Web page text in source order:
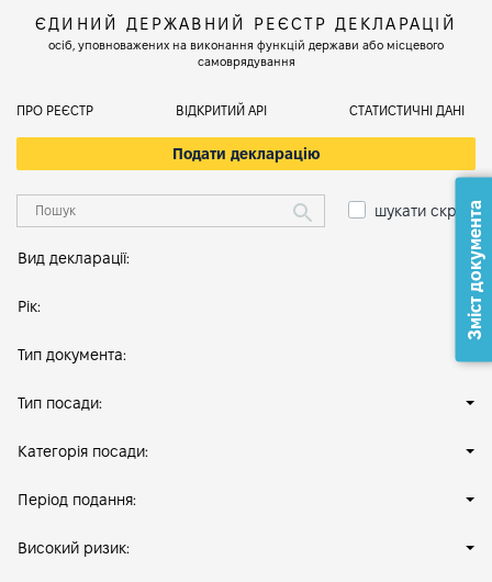
ЄДИНИЙ ДЕРЖАВНИЙ РЕЄСТР ДЕКЛАРАЦІЙ
осіб, уповноважених на виконання функцій держави або місцевого
самоврядування
ПРО РЕЄСТР ВІДКРИТИЙ АРІ СТАТИСТИЧНІ ДАНІ
Подати декларацію
шукати скрізь
Вид декларації:
Рік:
Тип документа:
Тип посади:
Категорія посади:
Період подання:
Високий ризик:
Зміст документа